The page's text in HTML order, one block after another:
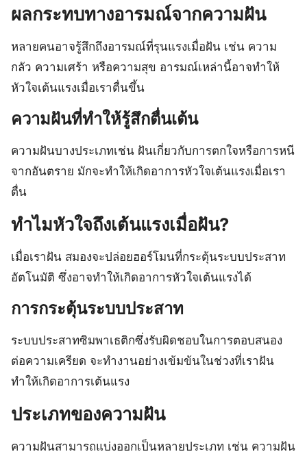
ผลกระทบทางอารมณ์จากความฝัน
หลายคนอาจรู้สึกถึงอารมณ์ที่รุนแรงเมื่อฝัน เช่น ความ
กลัว ความเศร้า หรือความสุข อารมณ์เหล่านี้อาจทำให้
หัวใจเต้นแรงเมื่อเราตื่นขึ้น
ความฝันที่ทำให้รู้สึกตื่นเต้น
ความฝันบางประเภทเช่น ฝันเกี่ยวกับการตกใจหรือการหนี
จากอันตราย มักจะทำให้เกิดอาการหัวใจเต้นแรงเมื่อเรา
ตื่น
ทำไมหัวใจถึงเต้นแรงเมื่อฝัน?
เมื่อเราฝัน สมองจะปล่อยฮอร์โมนที่กระตุ้นระบบประสาท
อัตโนมัติ ซึ่งอาจทำให้เกิดอาการหัวใจเต้นแรงได้
การกระตุ้นระบบประสาท
ระบบประสาทซิมพาเธติกซึ่งรับผิดชอบในการตอบสนอง
ต่อความเครียด จะทำงานอย่างเข้มข้นในช่วงที่เราฝัน
ทำให้เกิดอาการเต้นแรง
ประเภทของความฝัน
ความฝันสามารถแบ่งออกเป็นหลายประเภท เช่น ความฝัน